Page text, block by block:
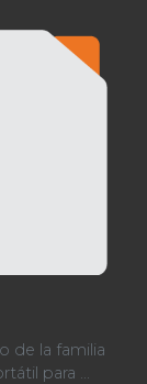
de la familia
para ...